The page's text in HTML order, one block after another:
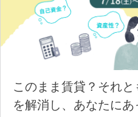
このまま賃貸？それ
を解消し、あなたに